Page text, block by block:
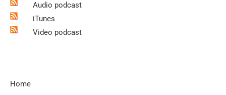
Audio podcast
iTunes
Video podcast
Home